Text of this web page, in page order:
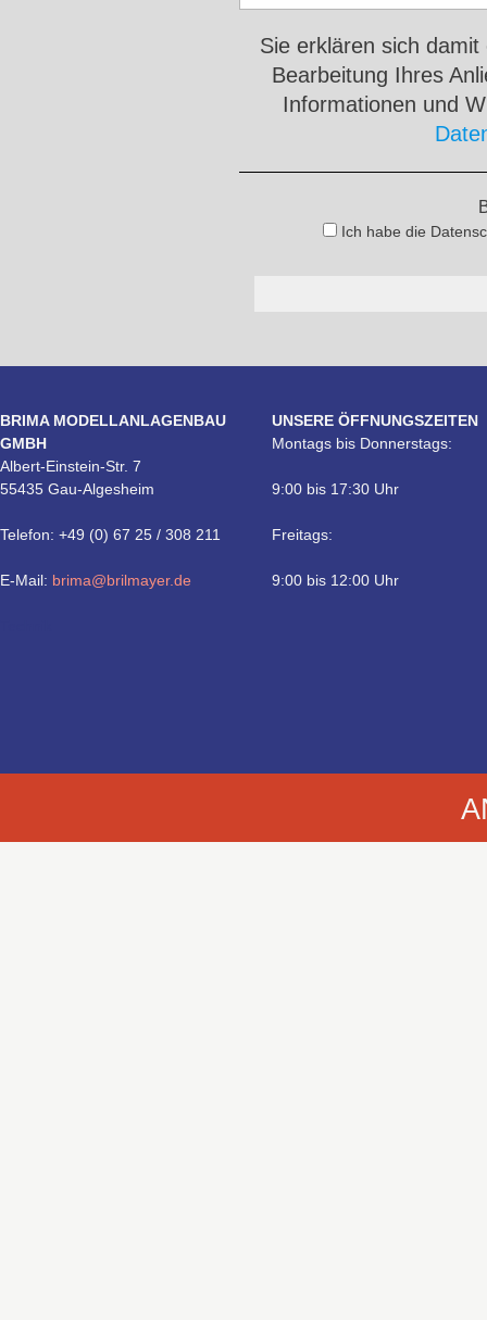
Sie erklären sich
Bearbeitung Ihres
Informationen und
Ich habe die
BRIMA MODELLANLAGENBAU
GMBH
Albert-Einstein-Str. 7
55435 Gau-Algesheim
Telefon: +49 (0) 67 25 / 308 211
E-Mail: brima@brilmayer.de
UNSERE ÖFFNUNGSZEITEN
Montags bis Donnerstags:
9:00 bis 17:30 Uhr
Freitags:
9:00 bis 12:00 Uhr